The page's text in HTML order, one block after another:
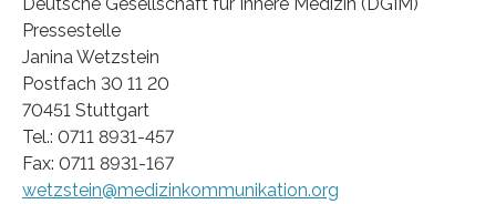
Pressestelle
Janina Wetzstein
Postfach 30 11 20
70451 Stuttgart
Tel.: 0711 8931-457
Fax: 0711 8931-167
wetzstein@medizinkommunikation.org